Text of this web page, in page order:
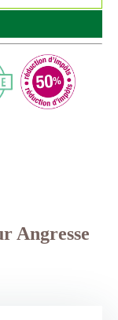
Angresse